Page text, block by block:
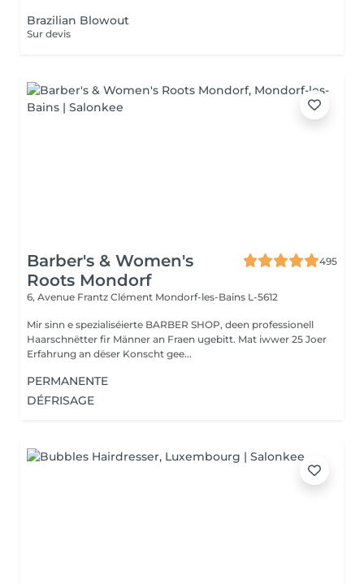
Brazilian Blowout
Sur devis
Barber's & Women's
Roots Mondorf
495
6, Avenue Frantz Clément Mondorf-les-Bains L-5612
Mir sinn e spezialiséierte BARBER SHOP, deen professionell
Haarschnëtter fir Männer an Fraen ugebitt. Mat iwwer 25 Joer
Erfahrung an dëser Konscht gee...
PERMANENTE
DÉFRISAGE